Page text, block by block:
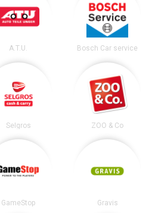
A.T.U. Bosch Car service
Selgros ZOO & Co
GameStop Gravis